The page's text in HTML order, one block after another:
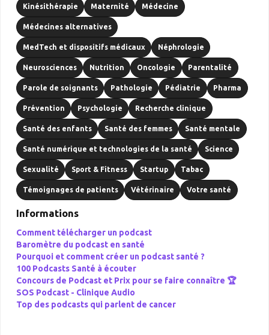
Kinésithérapie Maternité Médecine
Médecines alternatives
MedTech et dispositifs médicaux Néphrologie
Neurosciences Nutrition Oncologie Parentalité
Parole de soignants Pathologie Pédiatrie Pharma
Prévention Psychologie Recherche clinique
Santé des enfants Santé des femmes Santé mentale
Santé numérique et technologies de la santé Science
Sexualité Sport & Fitness Startup Tabac
Témoignages de patients Vétérinaire Votre santé
Informations
Comment télécharger un podcast
Baromètre du podcast en santé
Pourquoi et comment créer un podcast santé ?
100 Podcasts Santé à écouter
Concours de Podcast et Prix pour se faire connaître 🏆
SOS Podcast - Clinique Audio
Top des podcasts qui parlent de cancer